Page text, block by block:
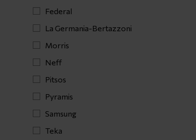
Federal
La Germania-Bertazzoni
Morris
Neff
Pitsos
Pyramis
Samsung
Teka